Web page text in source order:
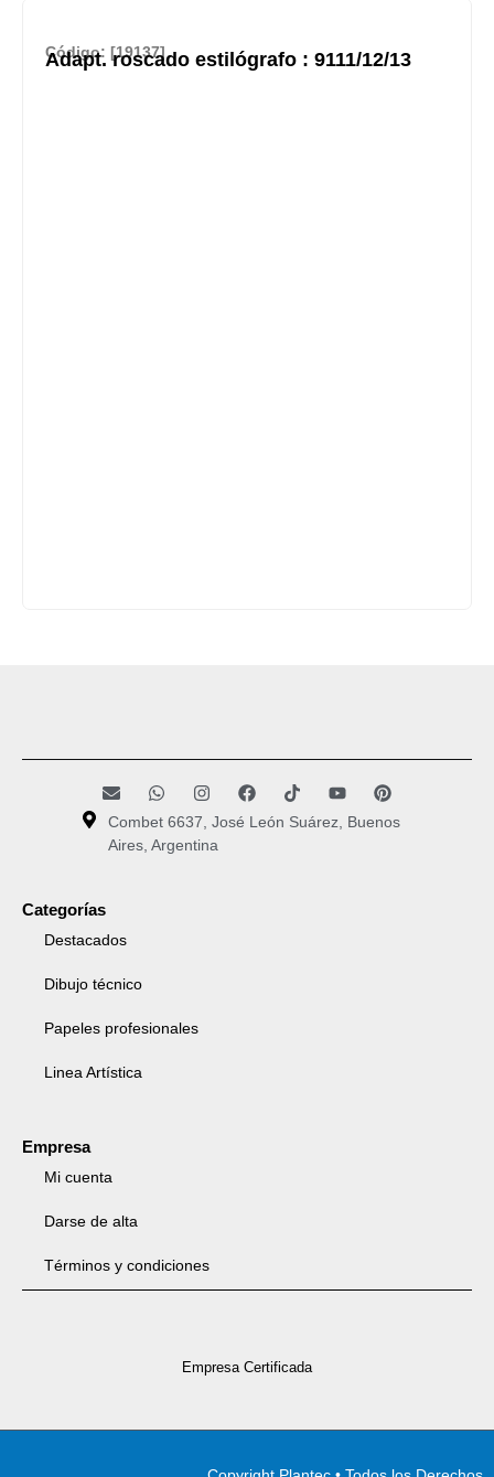
Código: [19137]
Adapt. roscado estilógrafo : 9111/12/13
Combet 6637, José León Suárez, Buenos
Aires, Argentina
Categorías
Destacados
Dibujo técnico
Papeles profesionales
Linea Artística
Empresa
Mi cuenta
Darse de alta
Términos y condiciones
Empresa Certificada